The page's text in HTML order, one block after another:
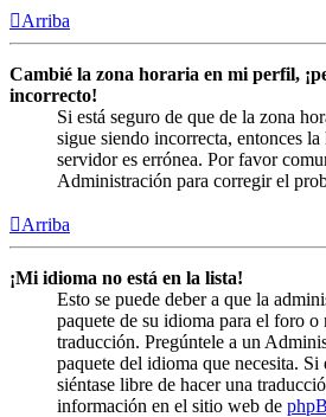
Arriba
Cambié la zona horaria en mi perfil,
incorrecto!
Si está seguro de que de la zona
sigue siendo incorrecta, entonces la
servidor es errónea. Por favor
Administración para corregir el
Arriba
¡Mi idioma no está en la lista!
Esto se puede deber a que la
paquete de su idioma para el foro o
traducción. Pregúntele a un
paquete del idioma que necesita. Si
siéntase libre de hacer una
información en el sitio web de